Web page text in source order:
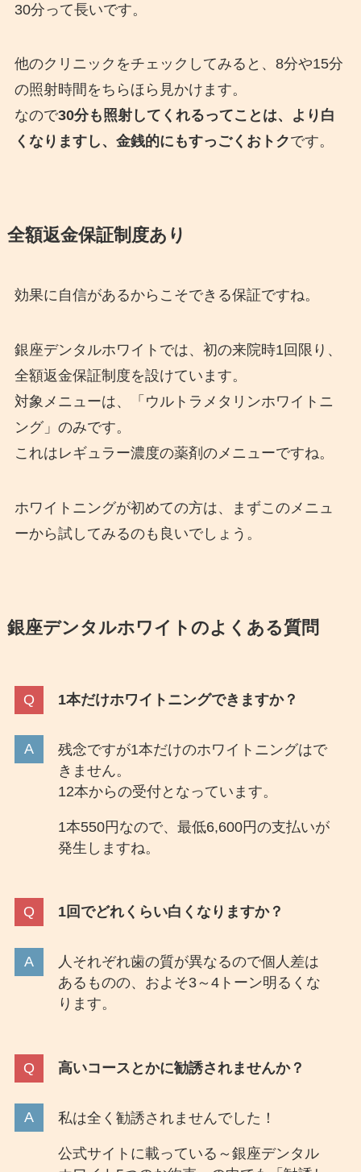
30分って長いです。
他のクリニックをチェックしてみると、8分や15分
の照射時間をちらほら見かけます。
なので30分も照射してくれるってことは、より白
くなりますし、金銭的にもすっごくおトクです。
全額返金保証制度あり
効果に自信があるからこそできる保証ですね。
銀座デンタルホワイトでは、初の来院時1回限り、
全額返金保証制度を設けています。
対象メニューは、「ウルトラメタリンホワイトニ
ング」のみです。
これはレギュラー濃度の薬剤のメニューですね。
ホワイトニングが初めての方は、まずこのメニュ
ーから試してみるのも良いでしょう。
銀座デンタルホワイトのよくある質問
1本だけホワイトニングできますか？
残念ですが1本だけのホワイトニングはで
きません。
12本からの受付となっています。
1本550円なので、最低6,600円の支払いが
発生しますね。
1回でどれくらい白くなりますか？
人それぞれ歯の質が異なるので個人差は
あるものの、およそ3～4トーン明るくな
ります。
高いコースとかに勧誘されませんか？
私は全く勧誘されませんでした！
公式サイトに載っている～銀座デンタル